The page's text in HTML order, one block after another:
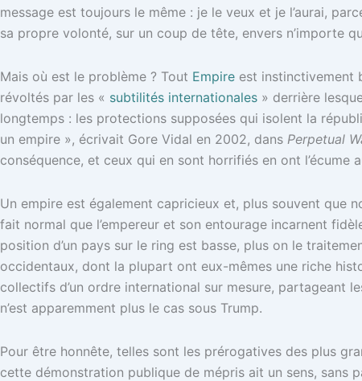
message est toujours le même : je le veux et je l’aurai,
sa propre volonté, sur un coup de tête, envers n’importe
Mais où est le problème ? Tout Empire est instinctivement
révoltés par les « subtilités internationales » derrière
longtemps : les protections supposées qui isolent la
un empire », écrivait Gore Vidal en 2002, dans Perpetual
conséquence, et ceux qui en sont horrifiés en ont l’écume
Un empire est également capricieux et, plus souvent que
fait normal que l’empereur et son entourage incarnent
position d’un pays sur le ring est basse, plus on le
occidentaux, dont la plupart ont eux-mêmes une riche
collectifs d’un ordre international sur mesure, partageant
n’est apparemment plus le cas sous Trump.
Pour être honnête, telles sont les prérogatives des plus
cette démonstration publique de mépris ait un sens, sans